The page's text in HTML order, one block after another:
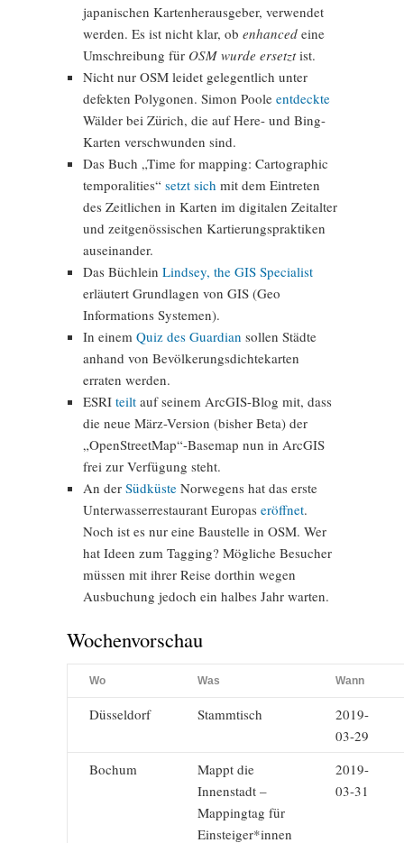
japanischen Kartenherausgeber, verwendet
werden. Es ist nicht klar, ob enhanced eine
Umschreibung für OSM wurde ersetztist.
Nicht nur OSM leidet gelegentlich unter
defekten Polygonen. Simon Poole entdeckte
Wälder bei Zürich, die auf Here- und Bing-
Karten verschwunden sind.
Das Buch „Time for mapping: Cartographic
temporalities“ setzt sich mit dem Eintreten
des Zeitlichen in Karten im digitalen Zeitalter
und zeitgenössischen Kartierungspraktiken
auseinander.
Das Büchlein Lindsey, the GIS Specialist
erläutert Grundlagen von GIS (Geo
Informations Systemen).
In einem Quiz des Guardian sollen Städte
anhand von Bevölkerungsdichtekarten
erraten werden.
ESRI teilt auf seinem ArcGIS-Blog mit, dass
die neue März-Version (bisher Beta) der
„OpenStreetMap“-Basemap nun in ArcGIS
frei zur Verfügung steht.
An der Südküste Norwegens hat das erste
Unterwasserrestaurant Europas eröffnet.
Noch ist es nur eine Baustelle in OSM. Wer
hat Ideen zum Tagging? Mögliche Besucher
müssen mit ihrer Reise dorthin wegen
Ausbuchung jedoch ein halbes Jahr warten.
Wochenvorschau
Wo Was Wann
Düsseldorf Stammtisch
2019-
03-29
Bochum
Mappt die
Innenstadt –
Mappingtag für
Einsteiger*innen
2019-
03-31